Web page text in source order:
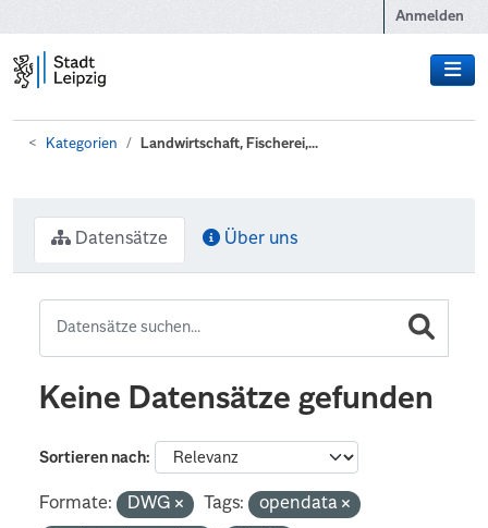
Anmelden
Kategorien Landwirtschaft, Fischerei,...
Datensätze Über uns
Keine Datensätze gefunden
Sortieren nach
Formate: DWG Tags:
opendata